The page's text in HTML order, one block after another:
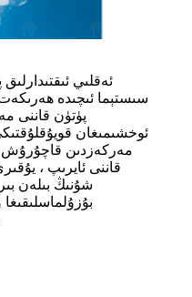
ئەقلىي
سىستېما ئىچىدە
پۈتۈن قاننى
ئوخشىمىغان
مەركەزدىن قاچۇرۇش
قاننى ئايرىپ ،
شۇنىڭ بىلەن
بۇزۇلماسلىقىغا